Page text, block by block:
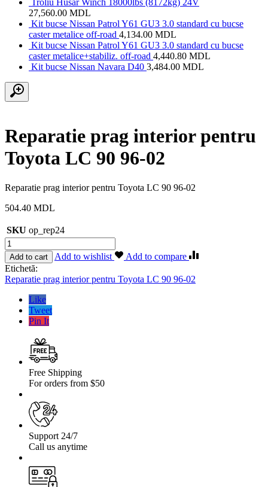
27,560.00 MDL
Kit bucse Nissan Patrol Y61 GU3 3.0 standard cu bucse
caster metalice off-road 4,134.00 MDL
Kit bucse Nissan Patrol Y61 GU3 3.0 standard cu bucse
caster metalice+stabiliz. off-road 4,440.80 MDL
Kit bucse Nissan Navara D40 3,484.00 MDL
Reparatie prag interior pentru
Toyota LC 90 96-02
Reparatie prag interior pentru Toyota LC 90 96-02
504.40 MDL
SKU op_rep24
Cantitate
Reparatie
prag
interior
pentru
Toyota
Add to cart Add to wishlist
Add to compare
Etichetă:
Reparatie prag interior pentru Toyota LC 90 96-02
Like
Tweet
Pin It
Free Shipping
For orders from $50
Support 24/7
Call us anytime